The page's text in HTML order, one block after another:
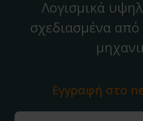
Λογισμικά
σχεδιασμένα
Εγγραφή στο